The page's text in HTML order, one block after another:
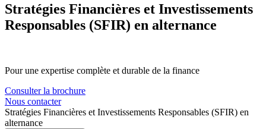
Stratégies Financières et Investissements
Responsables (SFIR) en alternance
Pour une expertise complète et durable de la finance
Consulter la brochure
Nous contacter
Stratégies Financières et Investissements Responsables (SFIR) en
alternance